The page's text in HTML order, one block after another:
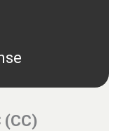
(CC)